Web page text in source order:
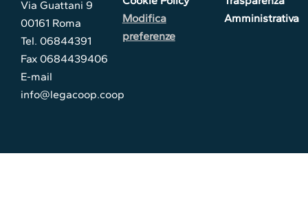
Via Guattani 9
00161 Roma
Tel. 06844391
Fax 0684439406
E-mail
info@legacoop.coop
Modifica
preferenze
Amministrativa